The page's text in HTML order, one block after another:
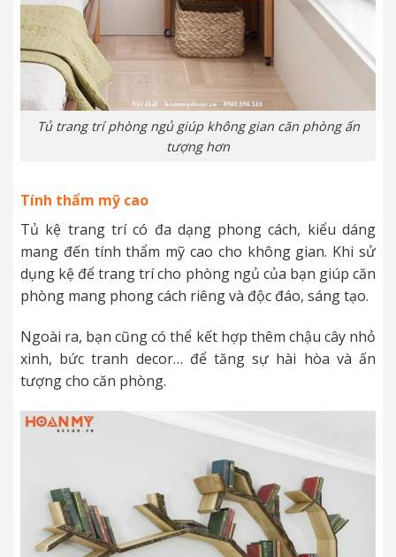
Tủ trang trí phòng ngủ giúp không gian căn phòng ấn
tượng hơn
Tính thẩm mỹ cao
Tủ kệ trang trí có đa dạng phong cách, kiểu dáng
mang đến tính thẩm mỹ cao cho không gian. Khi sử
dụng kệ để trang trí cho phòng ngủ của bạn giúp căn
phòng mang phong cách riêng và độc đáo, sáng tạo.
Ngoài ra, bạn cũng có thể kết hợp thêm chậu cây nhỏ
xinh, bức tranh decor… để tăng sự hài hòa và ấn
tượng cho căn phòng.